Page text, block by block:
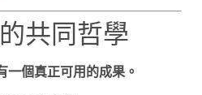
共同哲學
一個真正可用的成果。